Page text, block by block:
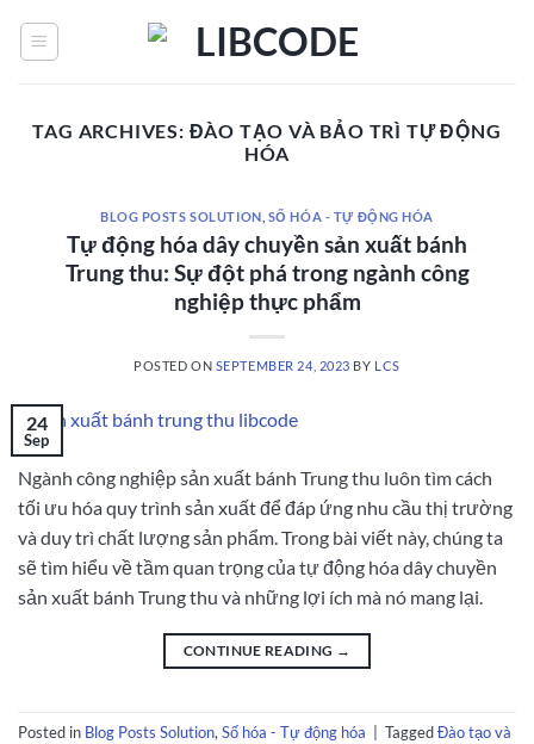
TAG ARCHIVES: ĐÀO TẠO VÀ BẢO TRÌ TỰ ĐỘNG
HÓA
BLOG POSTS SOLUTION SỐ HÓA - TỰ ĐỘNG HÓA
Tự động hóa dây chuyền sản xuất bánh
Trung thu: Sự đột phá trong ngành công
nghiệp thực phẩm
POSTED ON SEPTEMBER 24, 2023 BY LCS
24
Sep
Ngành công nghiệp sản xuất bánh Trung thu luôn tìm cách
tối ưu hóa quy trình sản xuất để đáp ứng nhu cầu thị trường
và duy trì chất lượng sản phẩm. Trong bài viết này, chúng ta
sẽ tìm hiểu về tầm quan trọng của tự động hóa dây chuyền
sản xuất bánh Trung thu và những lợi ích mà nó mang lại.
CONTINUE READING →
Posted in Blog Posts Solution,Số hóa - Tự động hóa TaggedĐào tạo và